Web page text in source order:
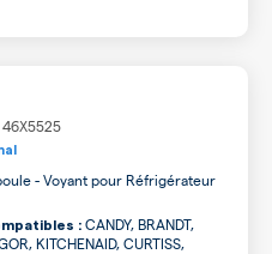
- Voyant pour Réfrigérateur
: CANDY, BRANDT,
KITCHENAID, CURTISS,